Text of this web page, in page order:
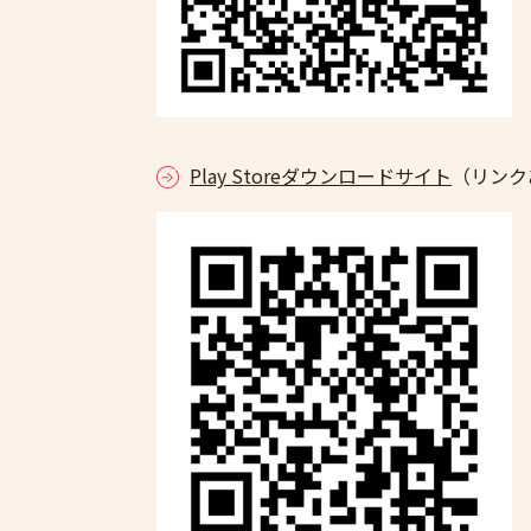
Play Storeダウンロードサイト （リン